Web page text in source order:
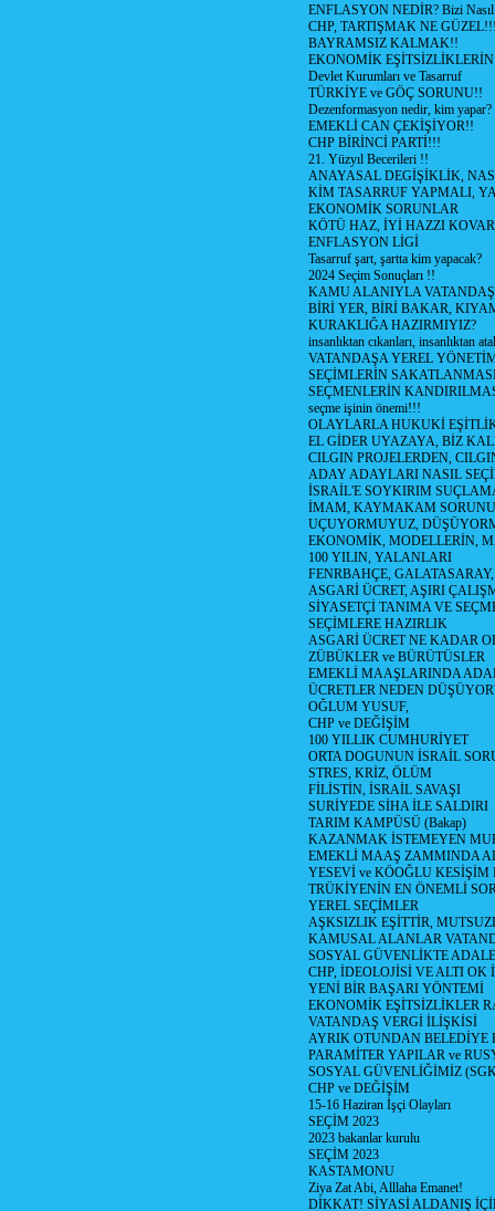
ENFLASYON NEDİR? Bizi
CHP, TARTIŞMAK NE
BAYRAMSIZ KALMAK!!
EKONOMİK
Devlet Kurumları ve Tasarruf
TÜRKİYE ve GÖÇ SORUNU!!
Dezenformasyon nedir, kim yapar?
EMEKLİ CAN ÇEKİŞİYOR!!
CHP BİRİNCİ PARTİ!!!
21. Yüzyıl Becerileri !!
ANAYASAL DEGİŞİKLİK,
KİM TASARRUF YAPMALI,
EKONOMİK SORUNLAR
KÖTÜ HAZ, İYİ HAZZI
ENFLASYON LİGİ
Tasarruf şart, şartta kim yapacak?
2024 Seçim Sonuçları !!
KAMU ALANIYLA
BİRİ YER, BİRİ BAKAR,
KURAKLIĞA HAZIRMIYIZ?
insanlıktan cıkanları, insanlıktan
VATANDAŞA YEREL
SEÇİMLERİN
SEÇMENLERİN
seçme işinin önemi!!!
OLAYLARLA HUKUKİ
EL GİDER UYAZAYA, BİZ
CILGIN PROJELERDEN,
ADAY ADAYLARI NASIL
İSRAİL'E SOYKIRIM
İMAM, KAYMAKAM SORUNU
UÇUYORMUYUZ,
EKONOMİK, MODELLERİN,
100 YILIN, YALANLARI
FENRBAHÇE,
ASGARİ ÜCRET, AŞIRI
SİYASETÇİ TANIMA VE
SEÇİMLERE HAZIRLIK
ASGARİ ÜCRET NE KADAR
ZÜBÜKLER ve BÜRÜTÜSLER
EMEKLİ MAAŞLARINDA
ÜCRETLER NEDEN
OĞLUM YUSUF,
CHP ve DEĞİŞİM
100 YILLIK CUMHURİYET
ORTA DOGUNUN İSRAİL
STRES, KRİZ, ÖLÜM
FİLİSTİN, İSRAİL SAVAŞI
SURİYEDE SİHA İLE SALDIRI
TARIM KAMPÜSÜ (Bakap)
KAZANMAK İSTEMEYEN
EMEKLİ MAAŞ ZAMMINDA
YESEVİ ve KÖOĞLU
TRÜKİYENİN EN ÖNEMLİ
YEREL SEÇİMLER
AŞKSIZLIK EŞİTTİR,
KAMUSAL ALANLAR
SOSYAL GÜVENLİKTE
CHP, İDEOLOJİSİ VE ALTI OK
YENİ BİR BAŞARI YÖNTEMİ
EKONOMİK EŞİTSİZLİKLER
VATANDAŞ VERGİ İLİŞKİSİ
AYRIK OTUNDAN
PARAMİTER YAPILAR ve
SOSYAL GÜVENLİĞİMİZ
CHP ve DEĞİŞİM
15-16 Haziran İşçi Olayları
SEÇİM 2023
2023 bakanlar kurulu
SEÇİM 2023
KASTAMONU
Ziya Zat Abi, Alllaha Emanet!
DİKKAT! SİYASİ ALDANIŞ